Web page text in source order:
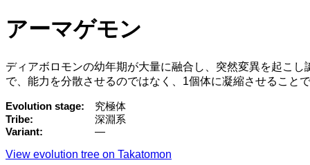
アーマゲモン
ディアボロモンの幼年期が大量に融合し、突然変異を起こ
で、能力を分散させるのではなく、1個体に凝縮させること
Evolution stage
究極体
Tribe
深淵系
Variant
—
View evolution tree on Takatomon